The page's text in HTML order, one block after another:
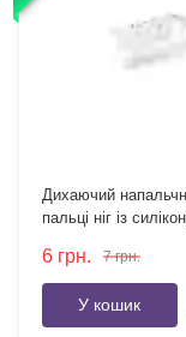
Дихаючий
пальці ніг із
6 грн. 7 грн.
У кошик